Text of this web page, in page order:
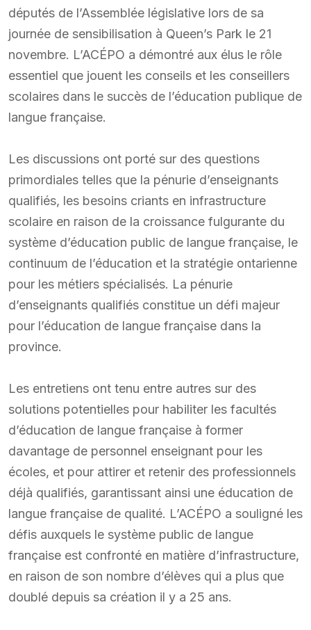
députés de l’Assemblée législative lors de sa
journée de sensibilisation à Queen’s Park le 21
novembre. L’ACÉPO a démontré aux élus le rôle
essentiel que jouent les conseils et les conseillers
scolaires dans le succès de l’éducation publique de
langue française.
Les discussions ont porté sur des questions
primordiales telles que la pénurie d’enseignants
qualifiés, les besoins criants en infrastructure
scolaire en raison de la croissance fulgurante du
système d’éducation public de langue française, le
continuum de l’éducation et la stratégie ontarienne
pour les métiers spécialisés. La pénurie
d’enseignants qualifiés constitue un défi majeur
pour l’éducation de langue française dans la
province.
Les entretiens ont tenu entre autres sur des
solutions potentielles pour habiliter les facultés
d’éducation de langue française à former
davantage de personnel enseignant pour les
écoles, et pour attirer et retenir des professionnels
déjà qualifiés, garantissant ainsi une éducation de
langue française de qualité. L’ACÉPO a souligné les
défis auxquels le système public de langue
française est confronté en matière d’infrastructure,
en raison de son nombre d’élèves qui a plus que
doublé depuis sa création il y a 25 ans.